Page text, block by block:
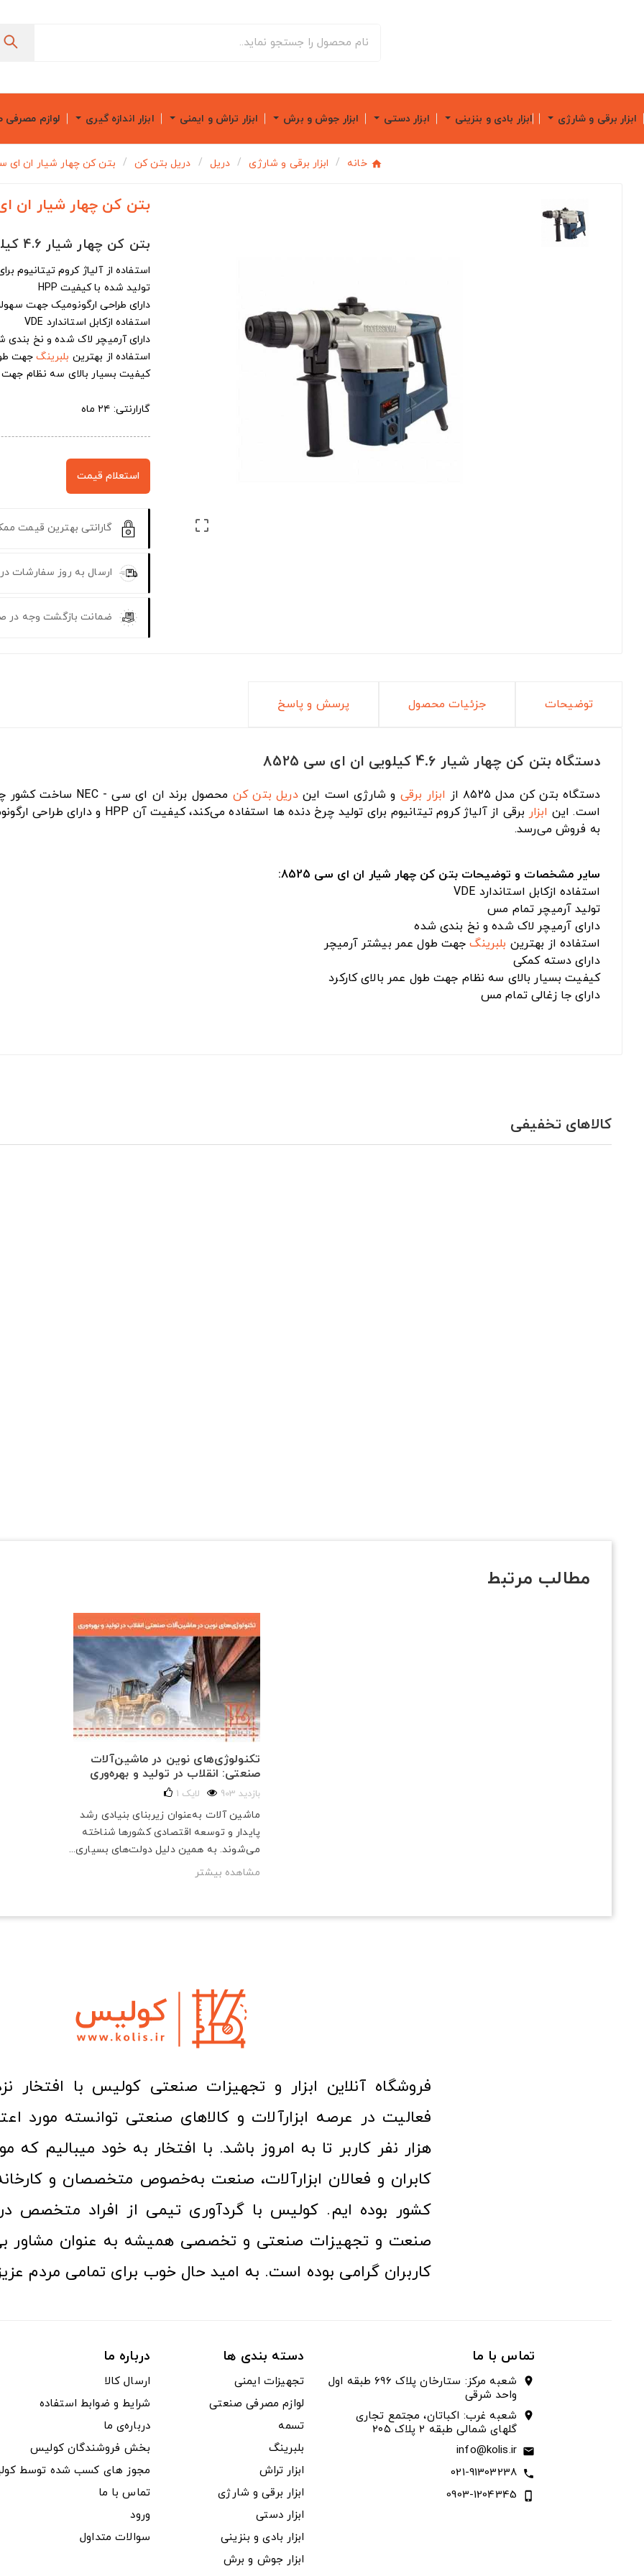
ابزار برقی و شارژی ابزار بادی و بنزینی ابزار دستی ابزار جوش و برش ابزار تراش و ایمنی ابزار اندازه گیری لوازم
خانه ابزار برقی و شارژی دریل دریل بتن کن بتن کن چهار شیار ان ای سی

بتن کن چهار شیار ان ای
بتن کن چهار شیار 4.6 کیلویی NEC مدل 8525
استفاده از آلیاژ کروم تیتانیوم
تولید شده با کیفیت HPP
دارای طراحی ارگونومیک جهت سهولت
استفاده ازکابل استاندارد VDE
دارای آرمیچر لاک شده و نخ بندی
استفاده از بهترین بلبرینگجهت
کیفیت بسیار بالای سه نظام جهت
گارارنتی: ۲۴ ماه
استعلام قیمت
گارانتی بهترین قیمت
ارسال به روز سفارشات
ضمانت بازگشت وجه در
توضیحات جزئیات محصول پرسش و پاسخ
دستگاه بتن کن چهار شیار 4.6 کیلویی ان ای سی 8525
دستگاه بتن کن مدل ۸۵۲۵ از ابزار برقی و شارژی است ایندریل بتن کن
است. این ابزار
به فروش می‌رسد.
سایر مشخصات و توضیحات بتن کن چهار شیار ان ای سی 8525:
استفاده ازکابل استاندارد VDE
تولید آرمیچر تمام مس
دارای آرمیچر لاک شده و نخ بندی شده
استفاده از بهترین بلبرینگجهت طول عمر بیشتر آرمیچر
دارای دسته کمکی
کیفیت بسیار بالای سه نظام جهت طول عمر بالای کارکرد
دارای جا زغالی تمام مس
کالاهای تخفیفی
مطالب مرتبط
تکنولوژی‌های نوین در ماشین‌آلات
صنعتی: انقلاب در تولید و بهره‌وری
903 بازدید 1 لایک
ماشین آلات به‌عنوان زیربنای بنیادی رشد
پایدار و توسعه اقتصادی کشورها شناخته
می‌شوند. به همین دلیل دولت‌های بسیاری...
مشاهده بیشتر
هزار نفر کاربر تا به امروز باشد. با افتخار به خود میبالیم که
کابران و فعالان ابزارآلات، صنعت به‌خصوص متخصصان و
کشور بوده ایم. کولیس با گردآوری تیمی از افراد متخصص در
صنعت و تجهیزات صنعتی و تخصصی همیشه به عنوان مشاور
کاربران گرامی بوده است. به امید حال خوب برای تمامی مردم
تماس با ما
location_on
شعبه مرکز: ستارخان پلاک ۶۹۶ طبقه اول
واحد شرقی
location_on
شعبه غرب: اکباتان، مجتمع تجاری
گلهای شمالی طبقه ۲ پلاک ۲۰۵
email
info@kolis.ir
call
021-91303238
phone_iphone
0903-1204345
دسته بندی ها
تجهیزات ایمنی
لوازم مصرفی صنعتی
تسمه
بلبرینگ
ابزار تراش
ابزار برقی و شارژی
ابزار دستی
ابزار بادی و بنزینی
ابزار جوش و برش
درباره ما
ارسال کالا
شرایط و ضوابط استفاده
درباره‌ی ما
بخش فروشندگان کولیس
مجوز های کسب شده توسط
تماس با ما
ورود
سوالات متداول